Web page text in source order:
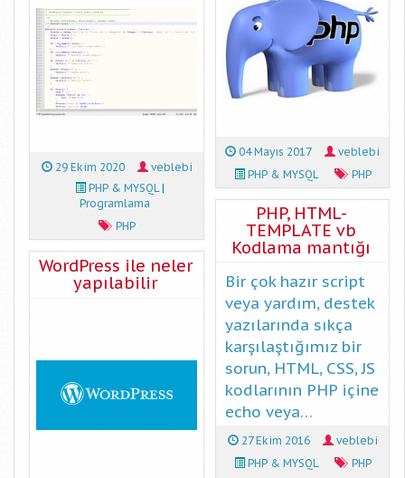
29 Ekim 2020
veblebi
PHP & MYSQL|
Programlama
PHP
WordPress ile neler
yapılabilir
04 Mayıs 2017
veblebi
PHP & MYSQL
PHP
PHP, HTML-
TEMPLATE vb
Kodlama mantığı
Bir çok hazır script
veya yardım, destek
yazılarında sıkça
karşılaştığımız bir
sorun, HTML, CSS, JS
kodlarının PHP içine
echo veya…
27 Ekim 2016
veblebi
PHP & MYSQL
PHP